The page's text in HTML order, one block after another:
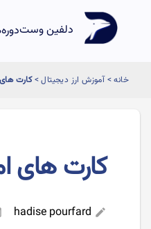
دلفین وست
خانه>آموزش ارز دیجیتال>کارت های
کارت های امروز
edit